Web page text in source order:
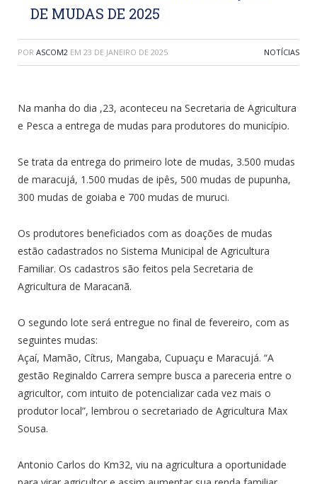
DE MUDAS DE 2025
POR ASCOM2 EM 23 DE JANEIRO DE 2025 NOTÍCIAS
Na manha do dia ,23, aconteceu na Secretaria de Agricultura
e Pesca a entrega de mudas para produtores do município.
Se trata da entrega do primeiro lote de mudas, 3.500 mudas
de maracujá, 1.500 mudas de ipês, 500 mudas de pupunha,
300 mudas de goiaba e 700 mudas de muruci.
Os produtores beneficiados com as doações de mudas
estão cadastrados no Sistema Municipal de Agricultura
Familiar. Os cadastros são feitos pela Secretaria de
Agricultura de Maracanã.
O segundo lote será entregue no final de fevereiro, com as
seguintes mudas:
Açaí, Mamão, Cítrus, Mangaba, Cupuaçu e Maracujá. “A
gestão Reginaldo Carrera sempre busca a pareceria entre o
agricultor, com intuito de potencializar cada vez mais o
produtor local”, lembrou o secretariado de Agricultura Max
Sousa.
Antonio Carlos do Km32, viu na agricultura a oportunidade